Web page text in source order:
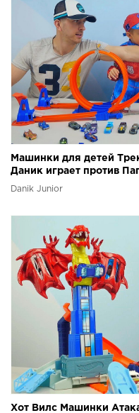
Машинки для детей
Даник играет против
Danik Junior
Хот Вилс Машинки